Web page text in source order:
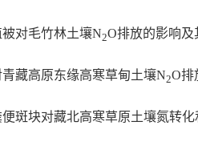
对毛竹林土壤N2O排放的影响及
藏高原东缘高寒草甸土壤N2O排
斑块对藏北高寒草原土壤氮转化